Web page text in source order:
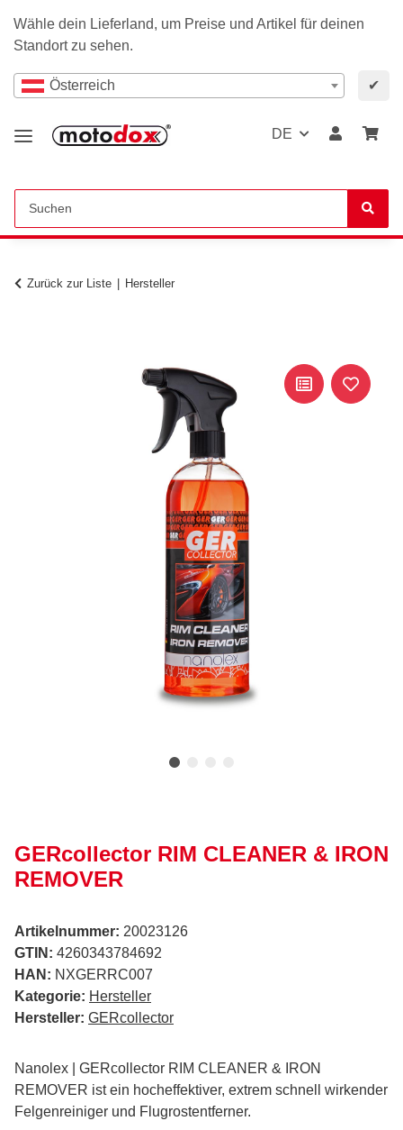
Wähle dein Lieferland, um Preise und Artikel für deinen
Standort zu sehen.
Österreich ✔
DE
Zurück zur Liste Hersteller
GERcollector RIM CLEANER & IRON
REMOVER
Artikelnummer: 20023126
GTIN: 4260343784692
HAN: NXGERRC007
Kategorie: Hersteller
Hersteller: GERcollector
Nanolex | GERcollector RIM CLEANER & IRON
REMOVER ist ein hocheffektiver, extrem schnell wirkender
Felgenreiniger und Flugrostentferner.